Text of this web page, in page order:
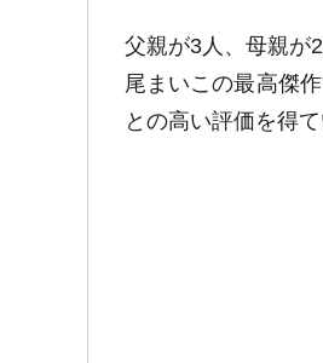
父親が3人、母親が
尾まいこの最高傑
との高い評価を得て